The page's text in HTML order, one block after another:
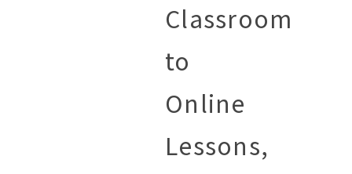
Classroom
to
Online
Lessons,